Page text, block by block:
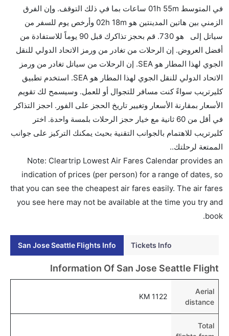
بشكل جيد.
هل سيقدم لي الكحول على متن رحلة من إلى سياتل؟
لا تقدم شركة الطيران الكحول على متن رحلة داخلية. يتم
تقديم الكحول على متن الرحلات الدولية فقط.
ما متوسط أسعار رحلة الدرجة الاقتصادية من إلى سياتل؟
AED 0. ساوث ويست, الخطوط الجوية الأمريكية, خطوط
ألاسكا الجوية, طيران الإمارات, فيرجن أتلانتيك, ويست
جيت, الخطوط الجوية الفرنسية, دلتا, الملكية الهولندية كي
إل إم, and الخطوط الجوية الكورية يوفرون تذاكر في هذا
النطاق من الأسعار.
هل اختيار إنجاز إجراءات السفر عبر الإنترنت متاح في رحلة
إلى سياتل؟
نعم، يتاح للمسافر خيار إنجاز إجراءات السفر في الرحلة من
هل يمكنني حجز فنادق متوسطة التكلفة بالقرب من مطار
سياتل عبر الإنترنت؟
هل يتيح سياتل مطار إمكانية تغيير الحفاض للأطفال؟
و الرضع.
في المتوسط 01h 55m ساعات بما في ذلك التوقف. وإن الفرق
الزمني بين هاتين المدينتين هو 02h 18m وأرخص يوم للسفر من
سياتل إلى هو 730. قم بحجز تذاكرك قبل 90 يوماً للاستفادة من
أفضل العروض. إن الرحلات من تغادر من ورمز الاتحاد الدولي للنقل
الجوي لهذا المطار هو SEA. إن الرحلات من سياتل تغادر من ورمز
الاتحاد الدولي للنقل الجوي لهذا المطار هو SEA. استخدم تطبيق
كليرتريب سواءً كنت مسافر للتجوال أو للعمل. وسيسمح لك تقويم
الأسعار بمقارنة الأسعار وتغيير تاريخ الحجز على الفور. احجز التذاكر
في أقل من 60 ثانية مع خيار حجز الرحلات بلمسة واحدة. اختر
كليرتريب للاهتمام بالجوانب التقنية بحيث يمكنك التركيز على جوانب
الممتعة لرحلتك..
Note: Cleartrip Lowest Air Fares Calendar provides an
indication of prices (per person) for a range of dates, so
that you can see the cheapest air fares easily. The air fares
you see here may not be available at the time you try and
book.
San Jose Seattle Flights Info Tickets Info
Information Of San Jose Seattle Flight
Aerial
distance
1122 KM
Total